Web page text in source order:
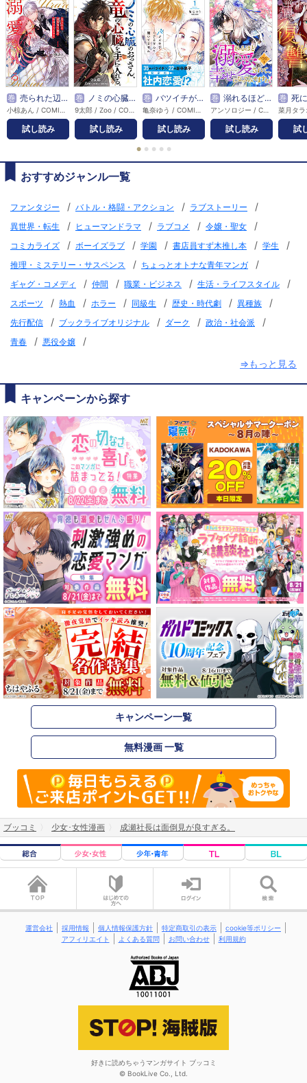
巻 売られた辺境伯令嬢は隣国の王太子に溺愛される【コミックス版】
試し読み
巻 ノミの心臓のおっさん、竜の心臓を手に入れる。
試し読み
巻 バツイチがモテるなんて聞いてません【コミックス版】
試し読み
巻 溺れるほど愛されて、幸せになってみせますわ！アンソロジーコミック
試し読み
巻 死に戻った
試
● ● ● ● ●
おすすめジャンル一覧
ファンタジー / バトル・格闘・アクション / ラブストーリー /
異世界・転生 / ヒューマンドラマ / ラブコメ / 令嬢・聖女 /
コミカライズ / ボーイズラブ / 学園 / 書店員すず木推し本 / 学生 /
推理・ミステリー・サスペンス / ちょっとオトナな青年マンガ /
ギャグ・コメディ / 仲間 / 職業・ビジネス / 生活・ライフスタイル /
スポーツ / 熱血 / ホラー / 同級生 / 歴史・時代劇 / 異種族 /
先行配信 / ブックライブオリジナル / ダーク / 政治・社会派 /
青春 / 悪役令嬢
/
⇒もっと見る
キャンペーンから探す
キャンペーン一覧
無料漫画 一覧
ブッコミ 少女･女性漫画 成瀬社長は面倒見が良すぎる。
運営会社 採用情報 個人情報保護方針 特定商取引の表示
cookie等ポリシー
アフィリエイト
よくある質問 お問い合わせ 利用規約
好きに読めちゃうマンガサイト ブッコミ
© BookLive Co., Ltd.